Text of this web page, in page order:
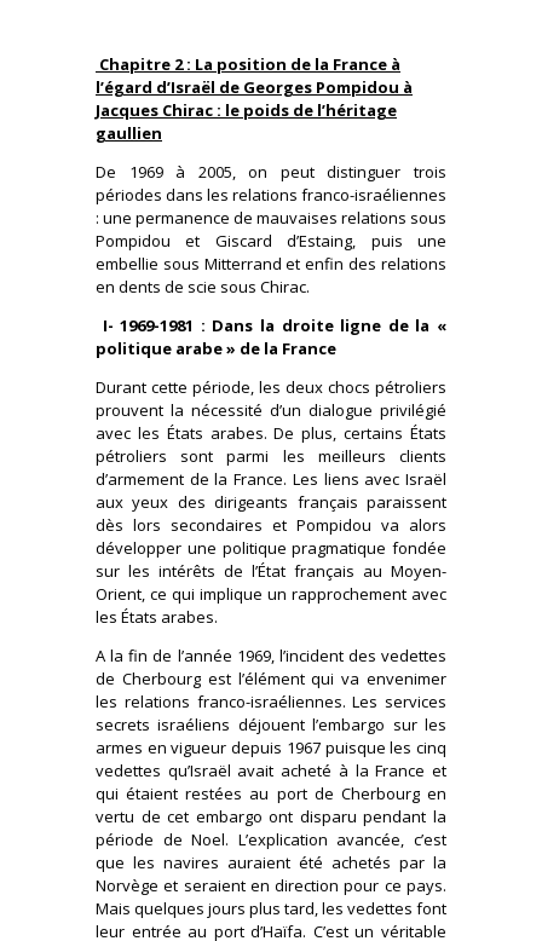
Chapitre 2 : La position de la France à
l’égard d’Israël de Georges Pompidou à
Jacques Chirac : le poids de l’héritage
gaullien
De 1969 à 2005, on peut distinguer trois
périodes dans les relations franco-israéliennes
: une permanence de mauvaises relations sous
Pompidou et Giscard d’Estaing, puis une
embellie sous Mitterrand et enfin des relations
en dents de scie sous Chirac.
I- 1969-1981 : Dans la droite ligne de la «
politique arabe » de la France
Durant cette période, les deux chocs pétroliers
prouvent la nécessité d’un dialogue privilégié
avec les États arabes. De plus, certains États
pétroliers sont parmi les meilleurs clients
d’armement de la France. Les liens avec Israël
aux yeux des dirigeants français paraissent
dès lors secondaires et Pompidou va alors
développer une politique pragmatique fondée
sur les intérêts de l’État français au Moyen-
Orient, ce qui implique un rapprochement avec
les États arabes.
A la fin de l’année 1969, l’incident des vedettes
de Cherbourg est l’élément qui va envenimer
les relations franco-israéliennes. Les services
secrets israéliens déjouent l’embargo sur les
armes en vigueur depuis 1967 puisque les cinq
vedettes qu’Israël avait acheté à la France et
qui étaient restées au port de Cherbourg en
vertu de cet embargo ont disparu pendant la
période de Noel. L’explication avancée, c’est
que les navires auraient été achetés par la
Norvège et seraient en direction pour ce pays.
Mais quelques jours plus tard, les vedettes font
leur entrée au port d’Haïfa. C’est un véritable